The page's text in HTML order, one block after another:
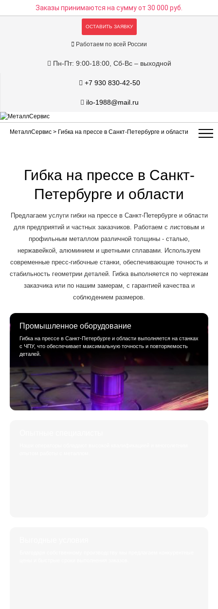
Заказы принимаются на суммуот 30 000 руб.
ОСТАВИТЬ ЗАЯВКУ
Работаем по всей России
Пн-Пт: 9:00-18:00, Сб-Вс – выходной
+7 930 830-42-50
ilo-1988@mail.ru
МеталлСервис > Гибка на прессе в Санкт-Петербурге и области
Гибка на прессе в Санкт-
Петербурге и области
Предлагаем услуги гибки на прессе в Санкт-Петербурге и области
для предприятий и частных заказчиков. Работаем с листовым и
профильным металлом различной толщины - сталью,
нержавейкой, алюминием и цветными сплавами. Используем
современные пресс-гибочные станки, обеспечивающие точность и
стабильность геометрии деталей. Гибка выполняется по чертежам
заказчика или по нашим замерам, с гарантией качества и
соблюдением размеров.
Промышленное оборудование
Гибка на прессе в Санкт-Петербурге и области выполняется на станках
с ЧПУ, что обеспечивает максимальную точность и повторяемость
деталей.